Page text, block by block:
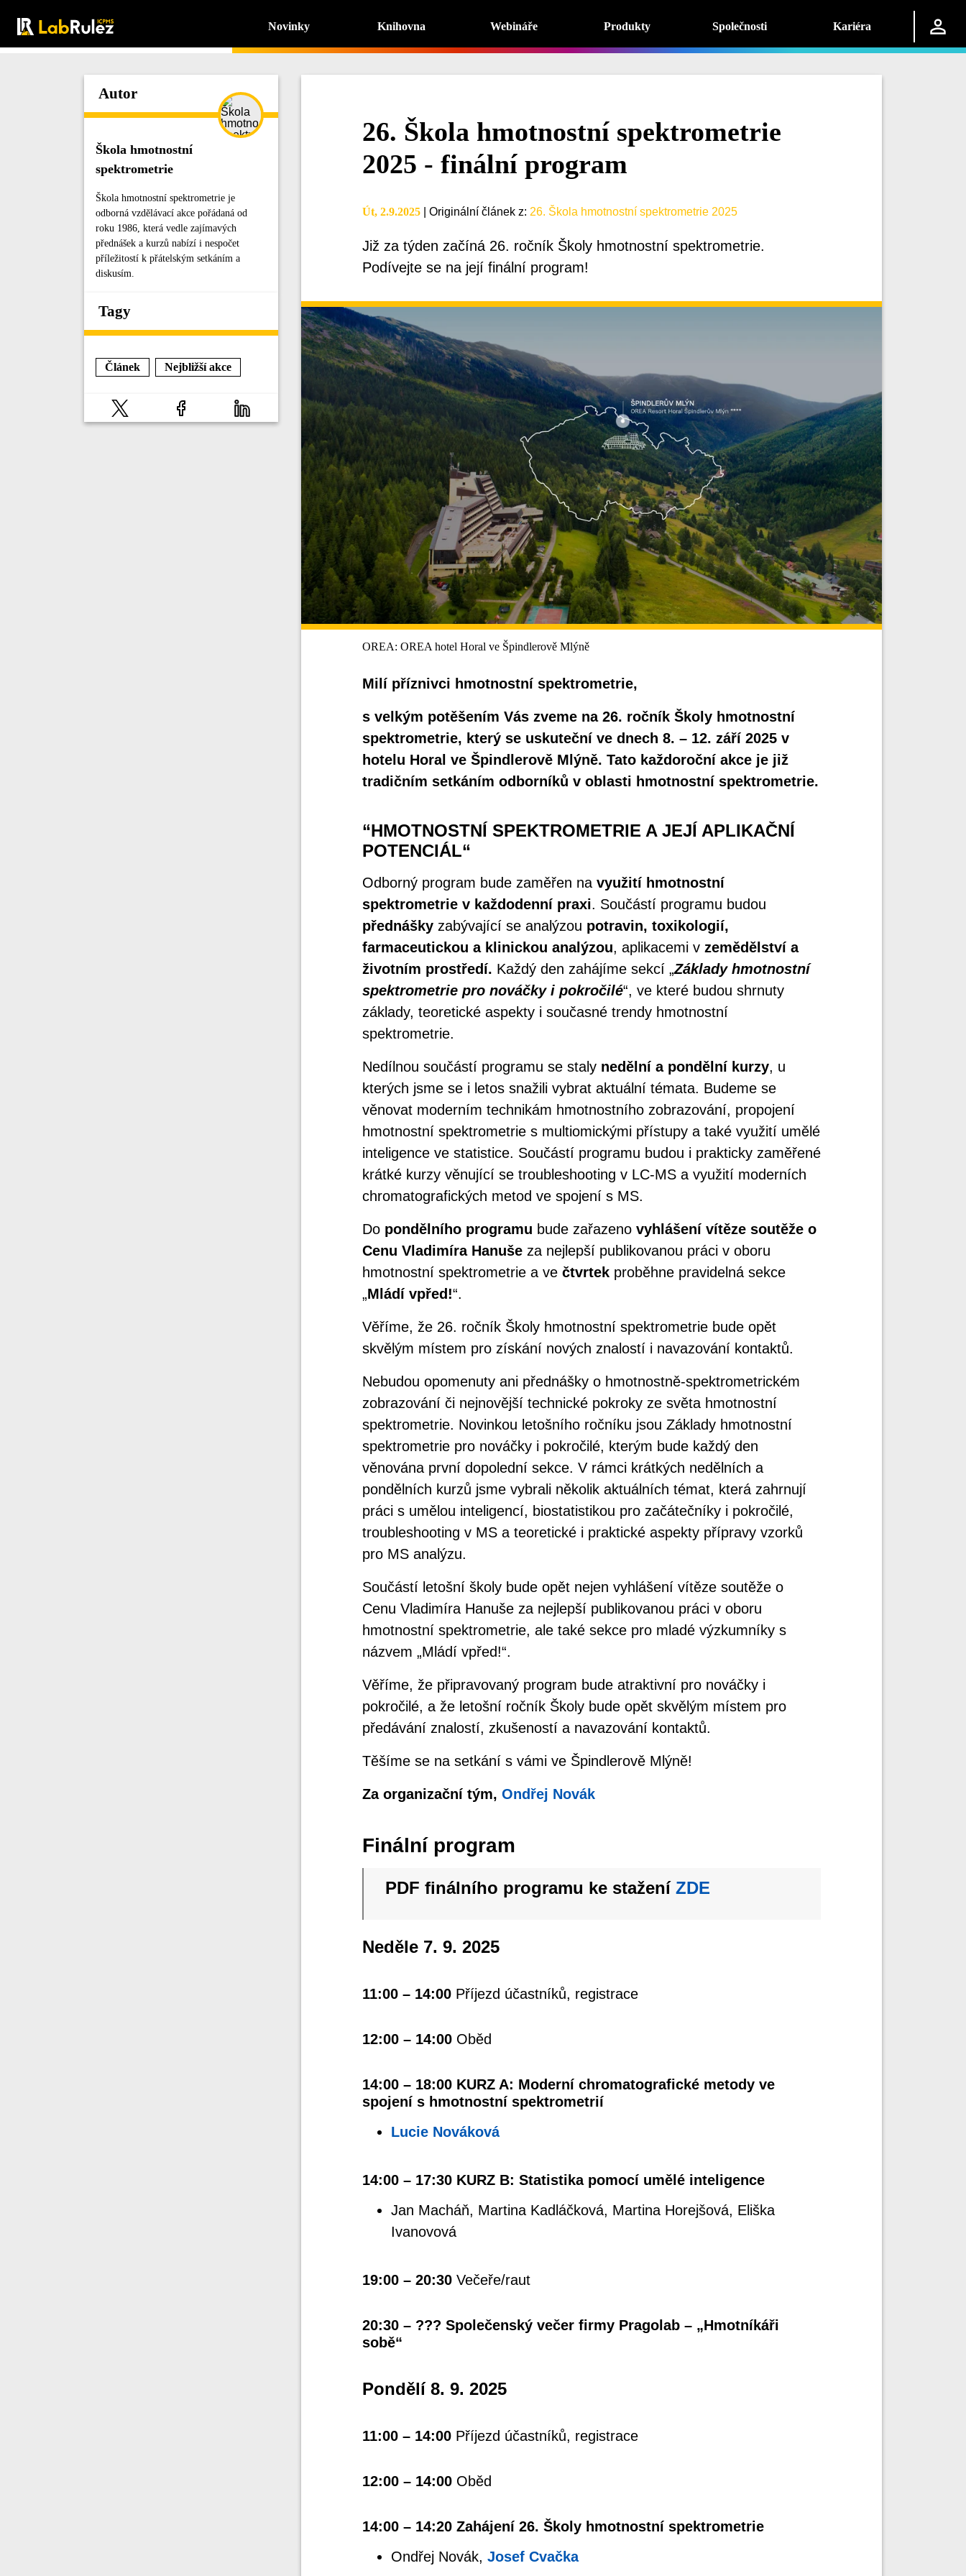
Novinky Knihovna Webináře Produkty Společnosti Kariéra
Autor
Škola hmotnostní
spektrometrie
Škola hmotnostní spektrometrie je
odborná vzdělávací akce pořádaná od
roku 1986, která vedle zajímavých
přednášek a kurzů nabízí i nespočet
příležitostí k přátelským setkáním a
diskusím.
Tagy
Článek Nejbližší akce
26. Škola hmotnostní spektrometrie
2025 - finální program
Út, 2.9.2025 Originální článek z: 26. Škola hmotnostní spektrometrie 2025
Již za týden začíná 26. ročník Školy hmotnostní spektrometrie.
Podívejte se na její finální program!
OREA: OREA hotel Horal ve Špindlerově Mlýně
Milí příznivci hmotnostní spektrometrie,
s velkým potěšením Vás zveme na 26. ročník Školy hmotnostní
spektrometrie, který se uskuteční ve dnech 8. – 12. září 2025 v
hotelu Horal ve Špindlerově Mlýně. Tato každoroční akce je již
tradičním setkáním odborníků v oblasti hmotnostní spektrometrie.
“HMOTNOSTNÍ SPEKTROMETRIE A JEJÍ APLIKAČNÍ
POTENCIÁL“
Odborný program bude zaměřen na využití hmotnostní
spektrometrie v každodenní praxi. Součástí programu budou
přednáškyzabývající se analýzou potravin, toxikologií,
farmaceutickou a klinickou analýzou, aplikacemi v zemědělství a
životním prostředí. Každý den zahájíme sekcí „Základy hmotnostní
spektrometrie pro nováčky i pokročilé“, ve které budou shrnuty
základy, teoretické aspekty i současné trendy hmotnostní
spektrometrie.
Nedílnou součástí programu se staly nedělní a pondělní kurzy, u
kterých jsme se i letos snažili vybrat aktuální témata. Budeme se
věnovat moderním technikám hmotnostního zobrazování, propojení
hmotnostní spektrometrie s multiomickými přístupy a také využití umělé
inteligence ve statistice. Součástí programu budou i prakticky zaměřené
krátké kurzy věnující se troubleshooting v LC-MS a využití moderních
chromatografických metod ve spojení s MS.
Do pondělního programu bude zařazeno vyhlášení vítěze soutěže o
Cenu Vladimíra Hanušeza nejlepší publikovanou práci v oboru
hmotnostní spektrometrie a ve čtvrtek proběhne pravidelná sekce
„Mládí vpřed!“.
Věříme, že 26. ročník Školy hmotnostní spektrometrie bude opět
skvělým místem pro získání nových znalostí i navazování kontaktů.
Nebudou opomenuty ani přednášky o hmotnostně-spektrometrickém
zobrazování či nejnovější technické pokroky ze světa hmotnostní
spektrometrie. Novinkou letošního ročníku jsou Základy hmotnostní
spektrometrie pro nováčky i pokročilé, kterým bude každý den
věnována první dopolední sekce. V rámci krátkých nedělních a
pondělních kurzů jsme vybrali několik aktuálních témat, která zahrnují
práci s umělou inteligencí, biostatistikou pro začátečníky i pokročilé,
troubleshooting v MS a teoretické i praktické aspekty přípravy vzorků
pro MS analýzu.
Součástí letošní školy bude opět nejen vyhlášení vítěze soutěže o
Cenu Vladimíra Hanuše za nejlepší publikovanou práci v oboru
hmotnostní spektrometrie, ale také sekce pro mladé výzkumníky s
názvem „Mládí vpřed!“.
Věříme, že připravovaný program bude atraktivní pro nováčky i
pokročilé, a že letošní ročník Školy bude opět skvělým místem pro
předávání znalostí, zkušeností a navazování kontaktů.
Těšíme se na setkání s vámi ve Špindlerově Mlýně!
Za organizační tým, Ondřej Novák
Finální program
PDF finálního programu ke stažení ZDE
Neděle 7. 9. 2025
11:00 – 14:00 Příjezd účastníků, registrace
12:00 – 14:00 Oběd
14:00 – 18:00 KURZ A: Moderní chromatografické metody ve
spojení s hmotnostní spektrometrií
Lucie Nováková
14:00 – 17:30 KURZ B: Statistika pomocí umělé inteligence
Jan Macháň, Martina Kadláčková, Martina Horejšová, Eliška
Ivanovová
19:00 – 20:30 Večeře/raut
20:30 – ??? Společenský večer firmy Pragolab – „Hmotníkáři
sobě“
Pondělí 8. 9. 2025
11:00 – 14:00 Příjezd účastníků, registrace
12:00 – 14:00 Oběd
14:00 – 14:20 Zahájení 26. Školy hmotnostní spektrometrie
Ondřej Novák, Josef Cvačka